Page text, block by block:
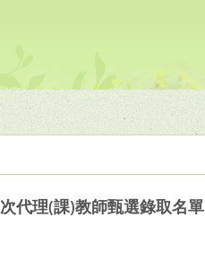
代理(課)教師甄選錄取名單